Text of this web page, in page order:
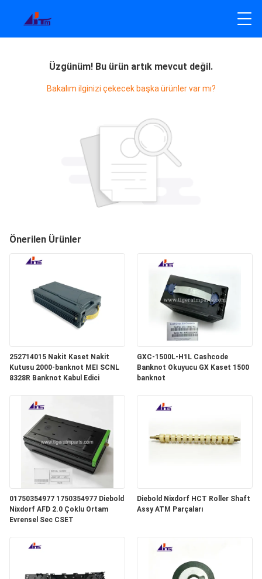
Üzgünüm! Bu ürün artık mevcut değil.
Bakalım ilginizi çekecek başka ürünler var mı?
Önerilen Ürünler
252714015 Nakit Kaset Nakit
Kutusu 2000-banknot MEI SCNL
8328R Banknot Kabul Edici
GXC-1500L-H1L Cashcode
Banknot Okuyucu GX Kaset 1500
banknot
01750354977 1750354977 Diebold
Nixdorf AFD 2.0 Çoklu Ortam
Evrensel Sec CSET
Diebold Nixdorf HCT Roller Shaft
Assy ATM Parçaları